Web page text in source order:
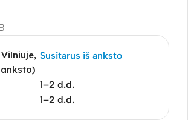
Susitarus iš anksto
1–2 d.d.
1–2 d.d.